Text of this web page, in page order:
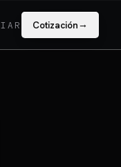
Cotización→